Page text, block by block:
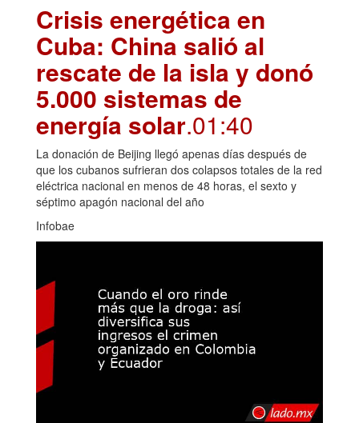
Crisis energética en
Cuba: China salió al
rescate de la isla y donó
5.000 sistemas de
energía solar.01:40
La donación de Beijing llegó apenas días después de
que los cubanos sufrieran dos colapsos totales de la red
eléctrica nacional en menos de 48 horas, el sexto y
séptimo apagón nacional del año
Infobae